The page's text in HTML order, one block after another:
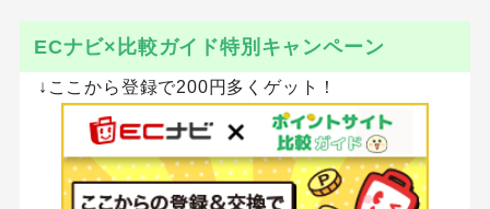
ECナビ×比較ガイド特別キャンペーン
↓ここから登録で200円多くゲット！